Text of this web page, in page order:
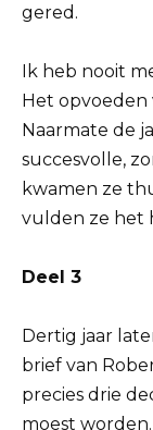
gered.
Ik heb nooit
Het opvoeden
Naarmate de
succesvolle,
kwamen ze
vulden ze het
Deel 3
Dertig jaar
brief van
precies drie
moest worden.